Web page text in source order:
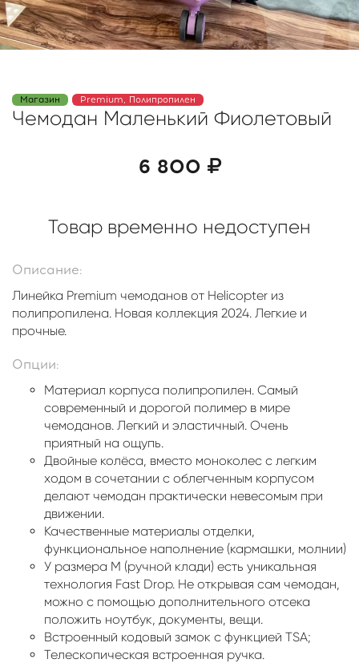
Магазин Premium, Полипропилен
Чемодан Маленький Фиолетовый
6 800
Товар временно недоступен
Описание:
Линейка Premium чемоданов от Helicopter из
полипропилена. Новая коллекция 2024. Легкие и
прочные.
Опции:
Материал корпуса полипропилен. Самый
современный и дорогой полимер в мире
чемоданов. Легкий и эластичный. Очень
приятный на ощупь.
Двойные колёса, вместо моноколес с легким
ходом в сочетании с облегченным корпусом
делают чемодан практически невесомым при
движении.
Качественные материалы отделки,
функциональное наполнение (кармашки, молнии)
У размера М (ручной клади) есть уникальная
технология Fast Drop. Не открывая сам чемодан,
можно с помощью дополнительного отсека
положить ноутбук, документы, вещи.
Встроенный кодовый замок с функцией TSA;
Телескопическая встроенная ручка.